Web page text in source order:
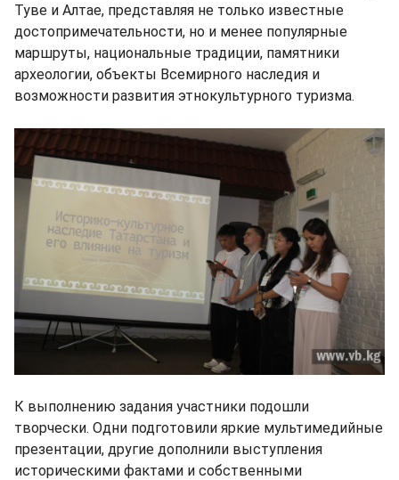
Туве и Алтае, представляя не только известные
достопримечательности, но и менее популярные
маршруты, национальные традиции, памятники
археологии, объекты Всемирного наследия и
возможности развития этнокультурного туризма.
К выполнению задания участники подошли
творчески. Одни подготовили яркие мультимедийные
презентации, другие дополнили выступления
историческими фактами и собственными